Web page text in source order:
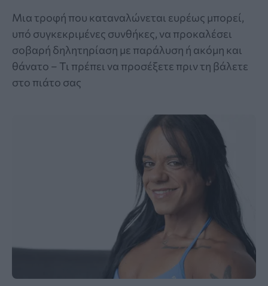
Μια τροφή που καταναλώνεται ευρέως μπορεί,
υπό συγκεκριμένες συνθήκες, να προκαλέσει
σοβαρή δηλητηρίαση με παράλυση ή ακόμη και
θάνατο – Τι πρέπει να προσέξετε πριν τη βάλετε
στο πιάτο σας